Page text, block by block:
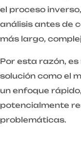
el proceso
análisis antes de
más largo,
Por esta razón,
solución como el
un enfoque
potencialmente
problemáticas.